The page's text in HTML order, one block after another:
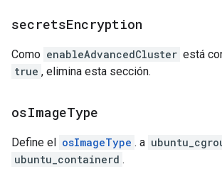
secretsEncryption
Como enableAdvancedCluster está
true , elimina esta sección.
osImageType
Define el osImageType . a
ubuntu_containerd .